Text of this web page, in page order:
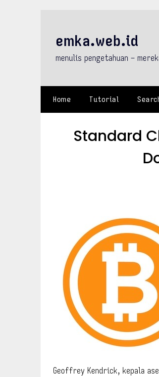
emka.web.id
menulis pengetahuan –
Home Tutorial
Standard
Geoffrey Kendrick, kepala